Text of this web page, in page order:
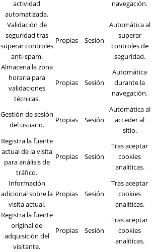
actividad
automatizada.
navegación.
Validación de
seguridad tras
superar controles
anti-spam.
Propias Sesión
Automática al
superar
controles de
seguridad.
Almacena la zona
horaria para
validaciones
técnicas.
Propias Sesión
Automática
durante la
navegación.
Gestión de sesión
del usuario.
Propias Sesión
Automática al
acceder al
sitio.
Registra la fuente
actual de la visita
para análisis de
tráfico.
Propias Sesión
Tras aceptar
cookies
analíticas.
Información
adicional sobre la
visita actual.
Propias Sesión
Tras aceptar
cookies
analíticas.
Registra la fuente
original de
adquisición del
visitante.
Propias Sesión
Tras aceptar
cookies
analíticas.